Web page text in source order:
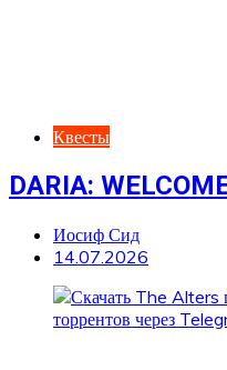
Квесты
DARIA:
Иосиф Сид
14.07.2026